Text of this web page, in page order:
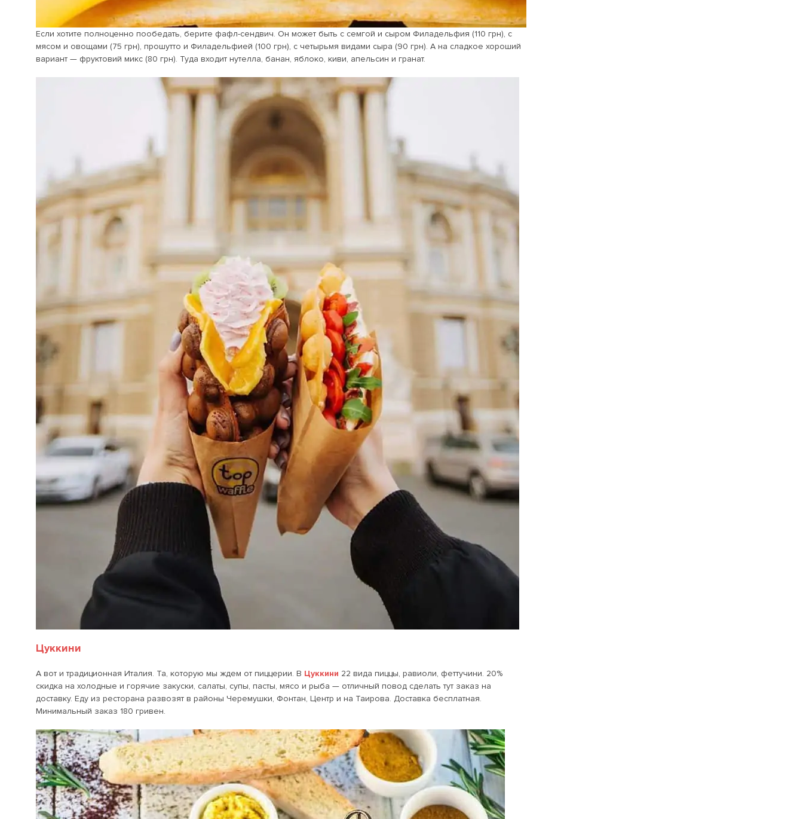
Если хотите полноценно пообедать, берите фафл-сендвич. Он может быть с семгой и сыром Филадельфия (110 грн), с
мясом и овощами (75 грн), прошутто и Филадельфией (100 грн), с четырьмя видами сыра (90 грн). А на сладкое хороший
вариант — фруктовий микс (80 грн). Туда входит нутелла, банан, яблоко, киви, апельсин и гранат.
Цуккини
А вот и традиционная Италия. Та, которую мы ждем от пиццерии. В Цуккини 22 вида пиццы, равиоли, феттучини. 20%
скидка на холодные и горячие закуски, салаты, супы, пасты, мясо и рыба — отличный повод сделать тут заказ на
доставку. Еду из ресторана развозят в районы Черемушки, Фонтан, Центр и на Таирова. Доставка бесплатная.
Минимальный заказ 180 гривен.